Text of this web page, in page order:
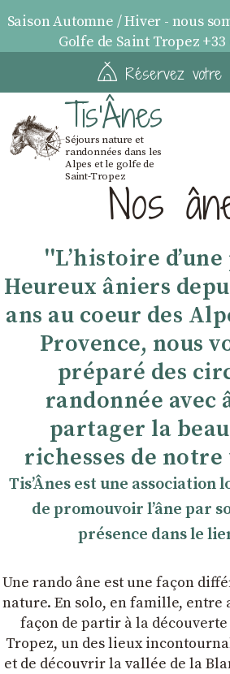
Saison Automne / Hiver - nous
Golfe de Saint Tropez +33
Réservez votre
Tis'Ânes
Séjours nature et
randonnées dans les
Alpes et le golfe de
Saint-TropezNos
''Lʼhistoire
Heureux âniers
ans au coeur des
Provence, nous
préparé des
randonnée avec
partager la
richesses de
TisʼÂnes est une association
de promouvoir lʼâne par
présence dans le
Une rando âne est une façon
nature. En solo, en famille, entre
façon de partir à la découverte
Tropez, un des lieux
et de découvrir la vallée de la